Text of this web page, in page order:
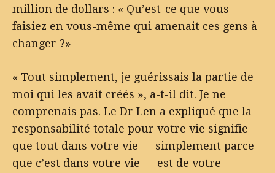
million de dollars : « Qu’est-ce que vous
faisiez en vous-même qui amenait ces gens à
changer ?»
« Tout simplement, je guérissais la partie de
moi qui les avait créés », a-t-il dit. Je ne
comprenais pas. Le Dr Len a expliqué que la
responsabilité totale pour votre vie signifie
que tout dans votre vie — simplement parce
que c’est dans votre vie — est de votre